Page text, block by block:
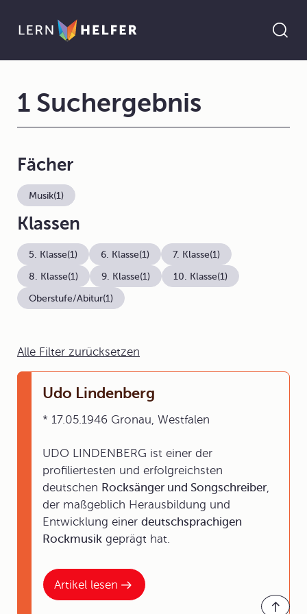
Alle Filter zurücksetzen
Artikel lesen
Udo Lindenberg
* 17.05.1946 Gronau, Westfalen
UDO LINDENBERG ist einer der
profiliertesten und erfolgreichsten
deutschen Rocksänger und Songschreiber,
der maßgeblich Herausbildung und
Entwicklung einer deutschsprachigen
Rockmusik geprägt hat.
1 Suchergebnis
Fächer
Musik(1)
Klassen
5. Klasse(1) 6. Klasse(1) 7. Klasse(1)
8. Klasse(1) 9. Klasse(1) 10. Klasse(1)
Oberstufe/Abitur(1)